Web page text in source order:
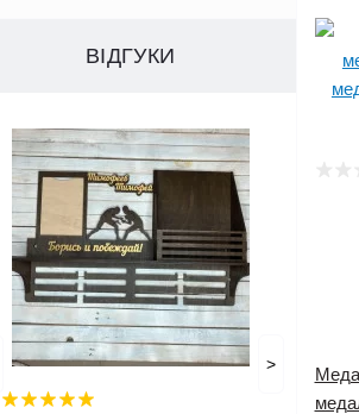
Іменні лінійки з дерева (10)
ВІДГУКИ
>